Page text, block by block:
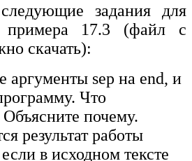
мир!‘)
программы
главном окне
print()
print(
print
print (
задания для
примера 17.3 (файл с
скачать):
аргументы sep на end, и
Что
почему.
результат работы
в исходном тексте